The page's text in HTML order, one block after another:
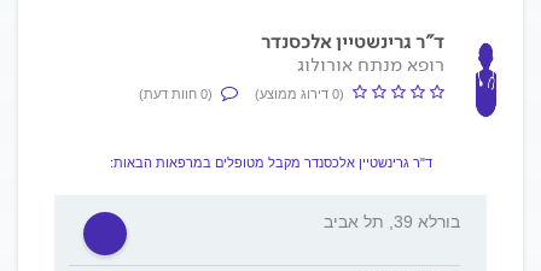
ד"ר גרינשטיין אלכסנדר
רופא מנתח אורולוג
(0 דירוג ממוצע) (0 חוות דעת)
ד"ר גרינשטיין אלכסנדר מקבל מטופלים במרפאות הבאות:
בורלא 39, תל אביב